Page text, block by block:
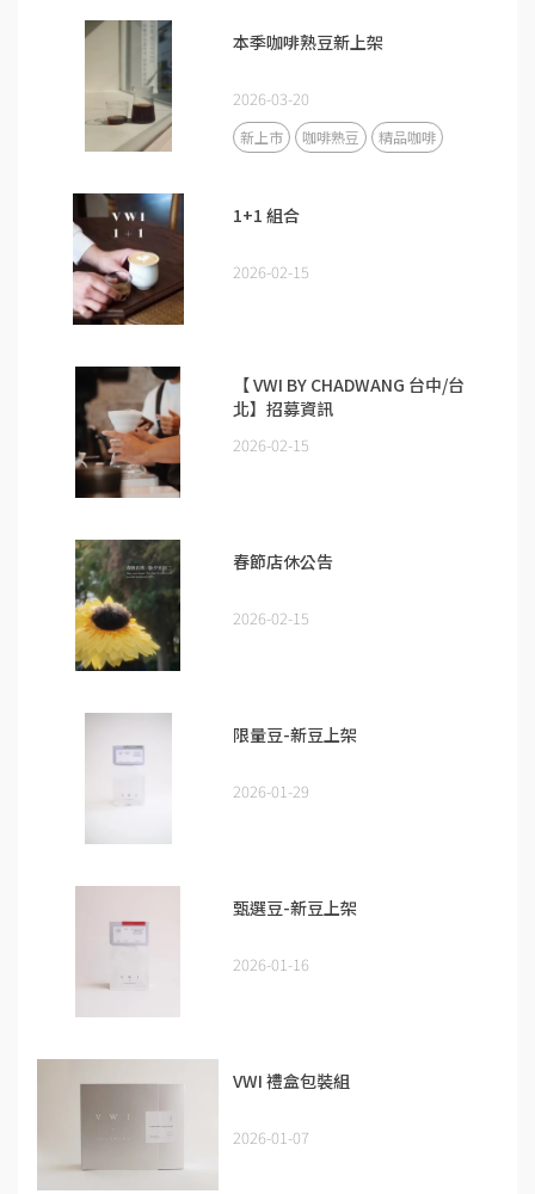
本季咖啡熟豆新上架
2026-03-20
新上市 咖啡熟豆 精品咖啡
1+1 組合
2026-02-15
【 VWI BY CHADWANG 台中/台
北】招募資訊
2026-02-15
春節店休公告
2026-02-15
限量豆-新豆上架
2026-01-29
甄選豆-新豆上架
2026-01-16
VWI 禮盒包裝組
2026-01-07